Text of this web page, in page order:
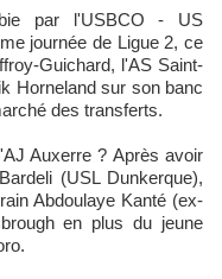
journée de Ligue 2, ce
Guichard, l'AS Saint-
Horneland sur son banc
des transferts.
Auxerre ? Après avoir
(USL Dunkerque),
Abdoulaye Kanté (ex-
en plus du jeune